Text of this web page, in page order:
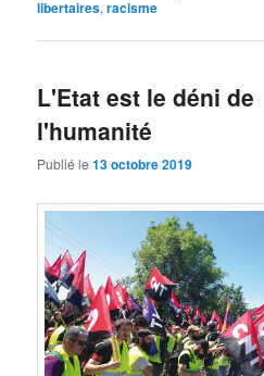
libertaires,racisme
L'Etat est le déni de
l'humanité
Publié le13 octobre 2019